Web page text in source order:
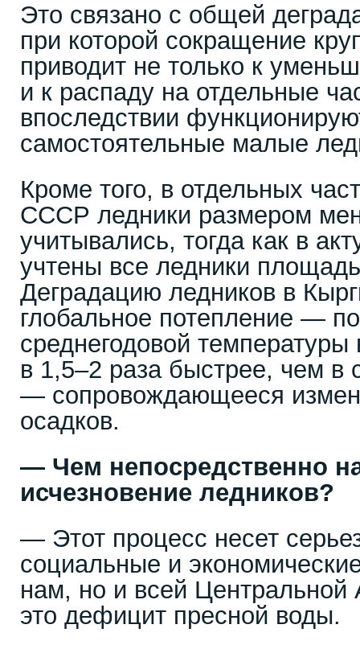
Это связано с общей
при которой сокращение
приводит не только к
и к распаду на отдельные
впоследствии
самостоятельные малые
Кроме того, в отдельных
СССР ледники размером
учитывались, тогда как в
учтены все ледники
Деградацию ледников в
глобальное потепление —
среднегодовой температуры
в 1,5–2 раза быстрее, чем в
— сопровождающееся
осадков.
— Чем непосредственно
исчезновение ледников?
— Этот процесс несет
социальные и
нам, но и всей Центральной
это дефицит пресной воды.